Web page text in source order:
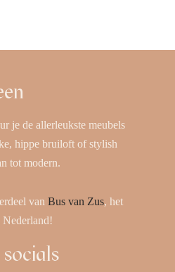
je de allerleukste meubels
hippe bruiloft of stylish
tot modern.
vanBus van Zus, het